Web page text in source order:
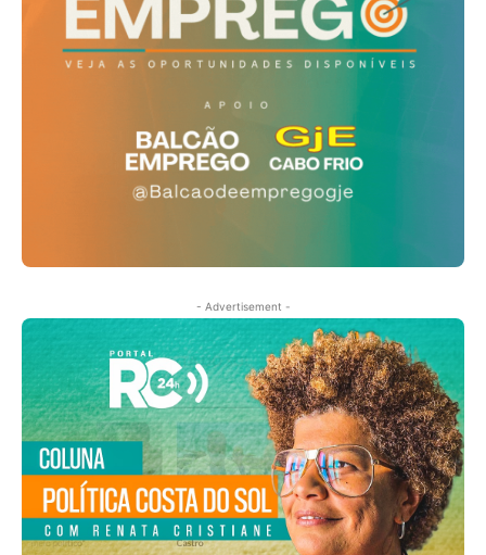
- Advertisement -